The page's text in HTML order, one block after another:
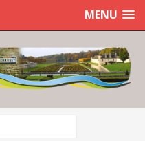
MENU